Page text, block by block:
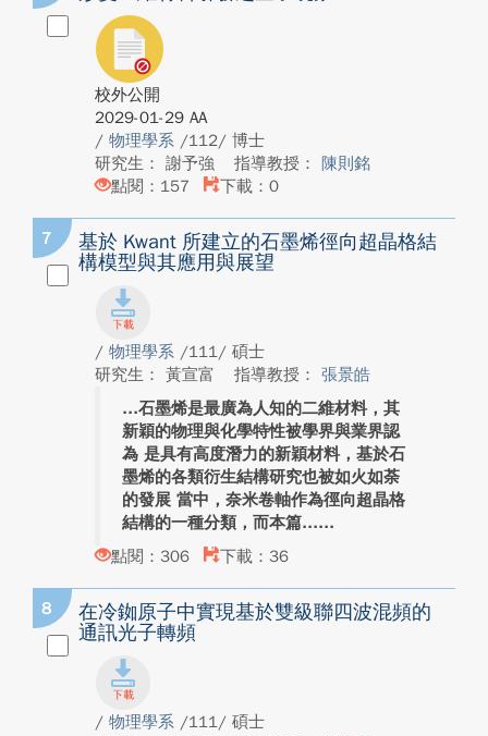
校外公開
2029-01-29 AA
/ 物理學系 /112/ 博士
研究生： 謝予強
指導教授： 陳則銘
點閱：157
下載：0
7
基於 Kwant 所建立的石墨烯徑向超晶格結
構模型與其應用與展望
/ 物理學系 /111/ 碩士
研究生： 黃宣富
指導教授： 張景皓
石墨烯是最廣為人知的二維材料，其
新穎的物理與化學特性被學界與業界認
為 是具有高度潛力的新穎材料，基於石
墨烯的各類衍生結構研究也被如火如荼
的發展 當中，奈米卷軸作為徑向超晶格
結構的一種分類，而本篇...
點閱：306
下載：36
8
在冷銣原子中實現基於雙級聯四波混頻的
通訊光子轉頻
/ 物理學系 /111/ 碩士